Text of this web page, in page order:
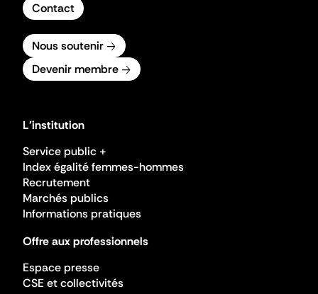
Contact
Nous soutenir
Devenir membre
L'institution
Service public +
Index égalité femmes-hommes
Recrutement
Marchés publics
Informations pratiques
Offre aux professionnels
Espace presse
CSE et collectivités